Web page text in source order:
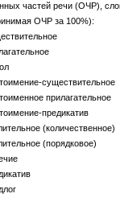
частей речи (ОЧР),
ОЧР за 100%):
существительное
прилагательное
предикатив
(количественное)
(порядковое)